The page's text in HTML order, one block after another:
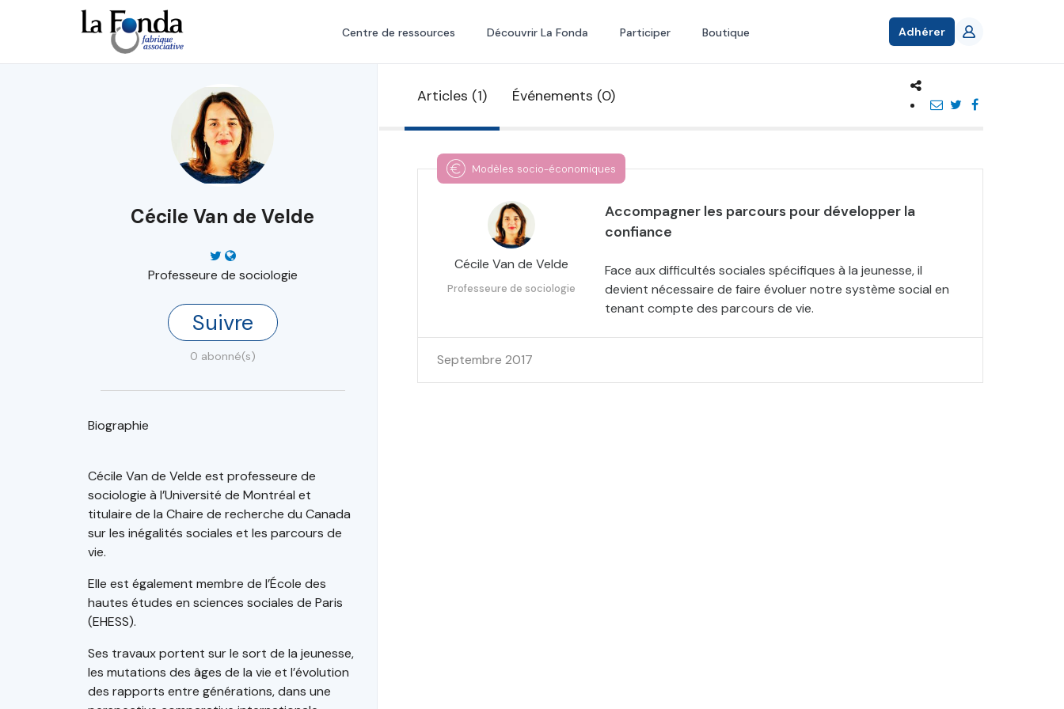
principal
Centre de ressources Découvrir La Fonda Participer Boutique Adhérer
Cécile Van de Velde
Professeure de sociologie
Suivre
0 abonné(s)
Biographie
Cécile Van de Velde est professeure de
sociologie à l’Université de Montréal et
titulaire de la Chaire de recherche du Canada
sur les inégalités sociales et les parcours de
vie.
Elle est également membre de l’École des
hautes études en sciences sociales de Paris
(EHESS).
Ses travaux portent sur le sort de la jeunesse,
les mutations des âges de la vie et l’évolution
des rapports entre générations, dans une
Articles (1) Événements (0)
Modèles socio-économiques
Cécile Van de Velde
Professeure de sociologie
Accompagner les parcours pour développer la
confiance
Face aux difficultés sociales spécifiques à la jeunesse, il
devient nécessaire de faire évoluer notre système social en
tenant compte des parcours de vie.
Septembre 2017